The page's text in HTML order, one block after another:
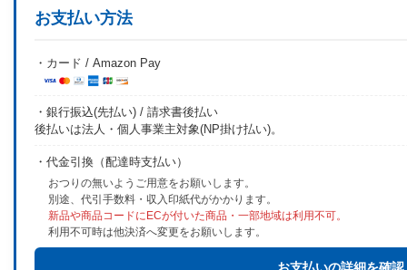
お支払い方法
・カード / Amazon Pay
・銀行振込(先払い) / 請求書後払い
後払いは法人・個人事業主対象(NP掛け払い)。
・代金引換（配達時支払い）
おつりの無いようご用意をお願いします。
別途、代引手数料・収入印紙代がかかります。
新品や商品コードにECが付いた商品・一部地域は利用不可。
利用不可時は他決済へ変更をお願いします。
お支払いの詳細を確認